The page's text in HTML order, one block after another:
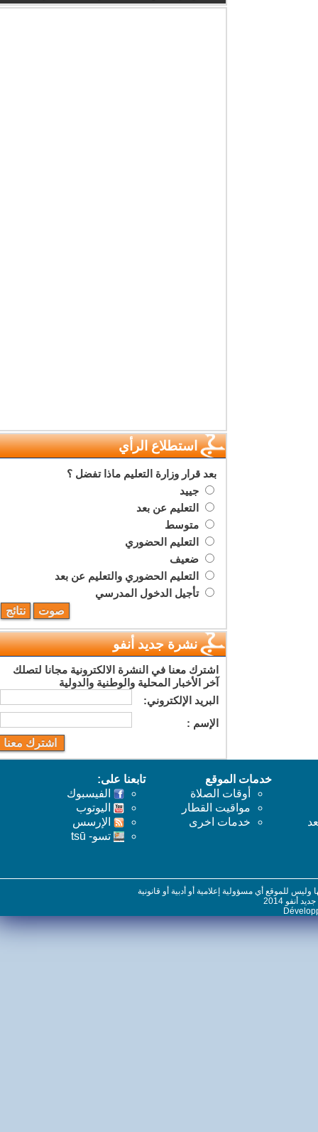
استطلاع الرأي
بعد قرار وزارة التعليم ماذا تفضل ؟
جييد
التعليم عن بعد
متوسط
التعليم الحضوري
ضعيف
التعليم الحضوري والتعليم عن بعد
تأجيل الدخول المدرسي
نشرة جديد أنفو
اشترك معنا في النشرة الالكترونية مجانا لتصلك
آخر الأخبار المحلية والوطنية والدولية
البريد اﻹلكتروني:
اﻹسم :
خدمات الموقع
أوقات الصلاة
مواقيت القطار
خدمات اخرى
تابعنا على:
الفيسبوك
اليوتوب
اﻹرسس
تسو- tsū
للموقع أي مسؤولية إعلامية أو أدبية أو قانونية
2014